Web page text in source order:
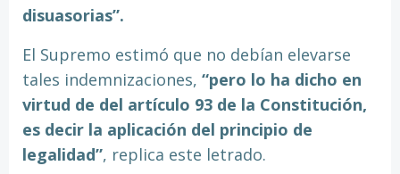
disuasorias”.
El Supremo estimó que no debían elevarse
tales indemnizaciones, “pero lo ha dicho en
virtud de del artículo 93 de la Constitución,
es decir la aplicación del principio de
legalidad”, replica este letrado.